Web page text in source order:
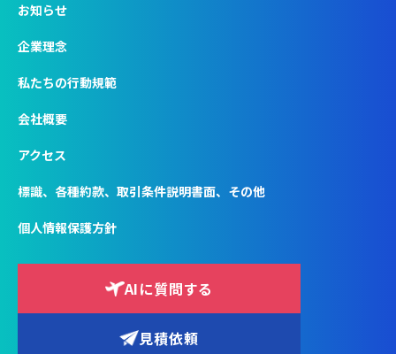
お知らせ
企業理念
私たちの行動規範
会社概要
アクセス
標識、各種約款、取引条件説明書面、その他
個人情報保護方針
AIに質問する
見積依頼